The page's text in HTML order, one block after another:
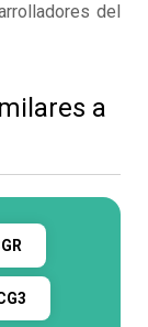
del
a